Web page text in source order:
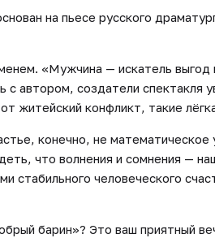
на пьесе русского
«Мужчина — искатель
с автором, создатели спектакля
житейский конфликт, такие
конечно, не
что волнения и сомнения —
стабильного человеческого
барин»? Это ваш приятный